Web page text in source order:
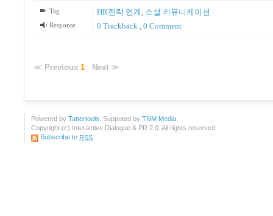
Tag HR전략 연계 소셜 커뮤니케이션
Response 0 Trackback 0 Comment
≪ Previous 1 : Next ≫
Powered by Tattertools. Suppoted by TNM Media.
Copyright (c) Interactive Dialogue & PR 2.0. All rights reserved.
Subscribe to RSS